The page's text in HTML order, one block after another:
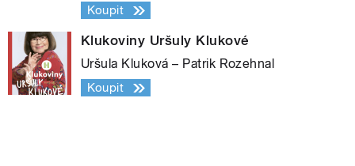
Koupit
Klukoviny Uršuly Klukové
Uršula Kluková – Patrik Rozehnal
Koupit